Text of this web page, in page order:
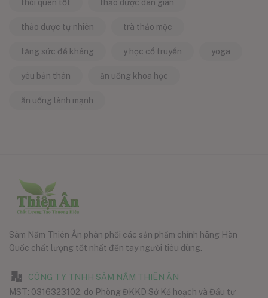
thói quen tốt thảo dược dân gian
thảo dược tự nhiên trà thảo mộc
tăng sức đề kháng y học cổ truyền yoga
yêu bản thân ăn uống khoa học
ăn uống lành mạnh
Sâm Nấm Thiên Ân phân phối các sản phẩm chính hãng Hàn
Quốc chất lượng tốt nhất đến tay người tiêu dùng.
CÔNG TY TNHH SÂM NẤM THIÊN ÂN
MST: 0316323102, do Phòng ĐKKD Sở Kế hoạch và Đầu tư